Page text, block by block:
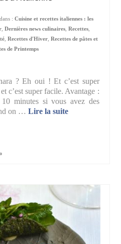
: Cuisine et recettes italiennes : les
, Dernières news culinaires, Recettes,
Recettes d'Hiver Recettes de pâtes et
de Printemps
? Eh oui ! Et c’est super
c’est super facile. Avantage :
minutes si vous avez des
on …Lire la suite­­